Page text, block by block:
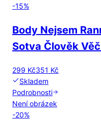
-15%
Body Nejsem
Sotva Člověk
299 Kč351 Kč
Skladem
Podrobnosti
Není obrázek
-20%